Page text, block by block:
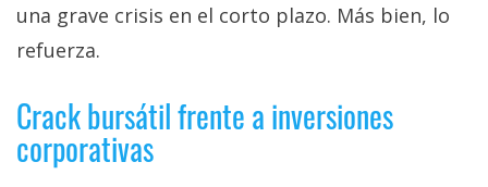
una grave crisis en el corto plazo. Más bien, lo
refuerza.
Crack bursátil frente a inversiones
corporativas